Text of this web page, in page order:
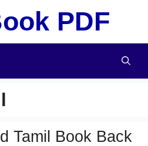
PDF
Tamil Book Back